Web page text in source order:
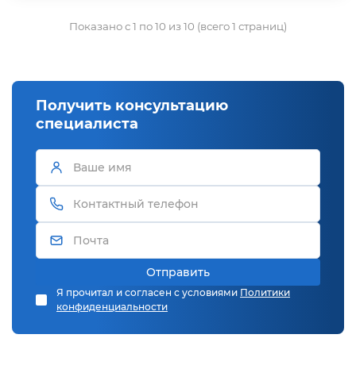
Показано с 1 по 10 из 10 (всего 1 страниц)
Получить консультацию
специалиста
Отправить
Я прочитал и согласен с условиями Политики
конфиденциальности